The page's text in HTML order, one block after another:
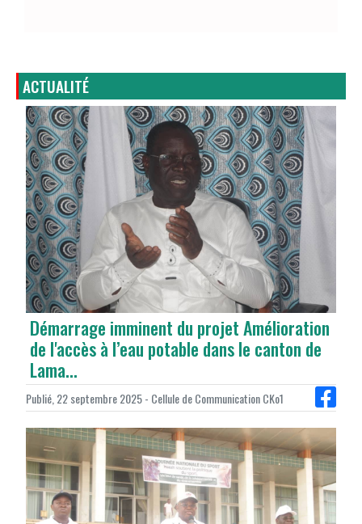
ACTUALITÉ
Démarrage imminent du projet Amélioration
de l'accès à l’eau potable dans le canton de
Lama...
Publié, 22 septembre 2025 - Cellule de Communication CKo1